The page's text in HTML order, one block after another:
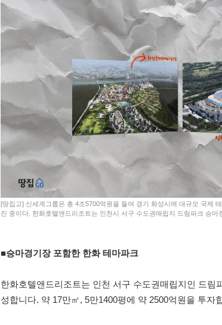
[땅집고] 신세계그룹은 총 4조5700억원을 들여 경기 화성시에 대규모 국제
진 중이다. 한화호텔앤드리조트는 인천시 서구 수도권매립지 드림파크 승
■승마경기장 포함한 한화 테마파크
한화호텔앤드리조트는 인천 서구 수도권매립지인 드림
성합니다. 약 17만㎡, 5만1400평에 약 2500억원을 투자